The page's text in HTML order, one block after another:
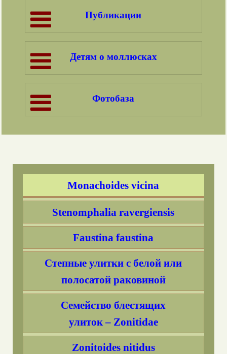
Публикации
Детям о моллюсках
Фотобаза
Trochulus hispidus
Trochulus villosulus
Plicuteria lubomirskii
Isognomostoma isognomostomum
Perforatella bidentata
Monachoides vicina
Stenomphalia ravergiensis
Faustina faustina
Степные улитки с белой или
полосатой раковиной
Семейство блестящих
улиток – Zonitidae
Zonitoides nitidus